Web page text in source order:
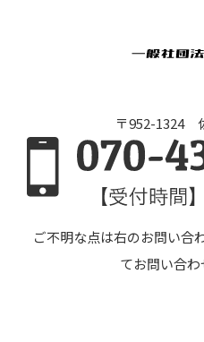
〒952-1324
ご不明な点は右のお問い合
てお問い合わ